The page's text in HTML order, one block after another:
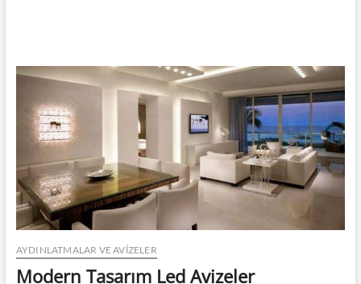
AYDINLATMALAR VE AVIZELER
Modern Tasarım Led Avizeler